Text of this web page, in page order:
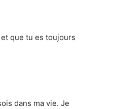
et que tu es toujours
dans ma vie. Je